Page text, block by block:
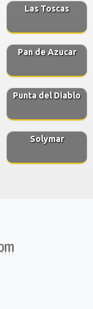
Las Toscas
Pan de Azucar
Punta del Diablo
Solymar